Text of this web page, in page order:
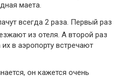
маета.
всегда 2 раза. Первый раз
из отеля. А второй раз
в аэропорту встречают
он кажется очень